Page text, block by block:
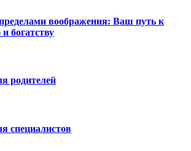
воображения: Ваш путь к
богатству
родителей
специалистов